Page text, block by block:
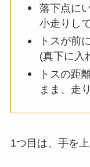
落下点に
小走りし
トスが前
(真下に入
トスの距
まま、走
1つ目は、手を